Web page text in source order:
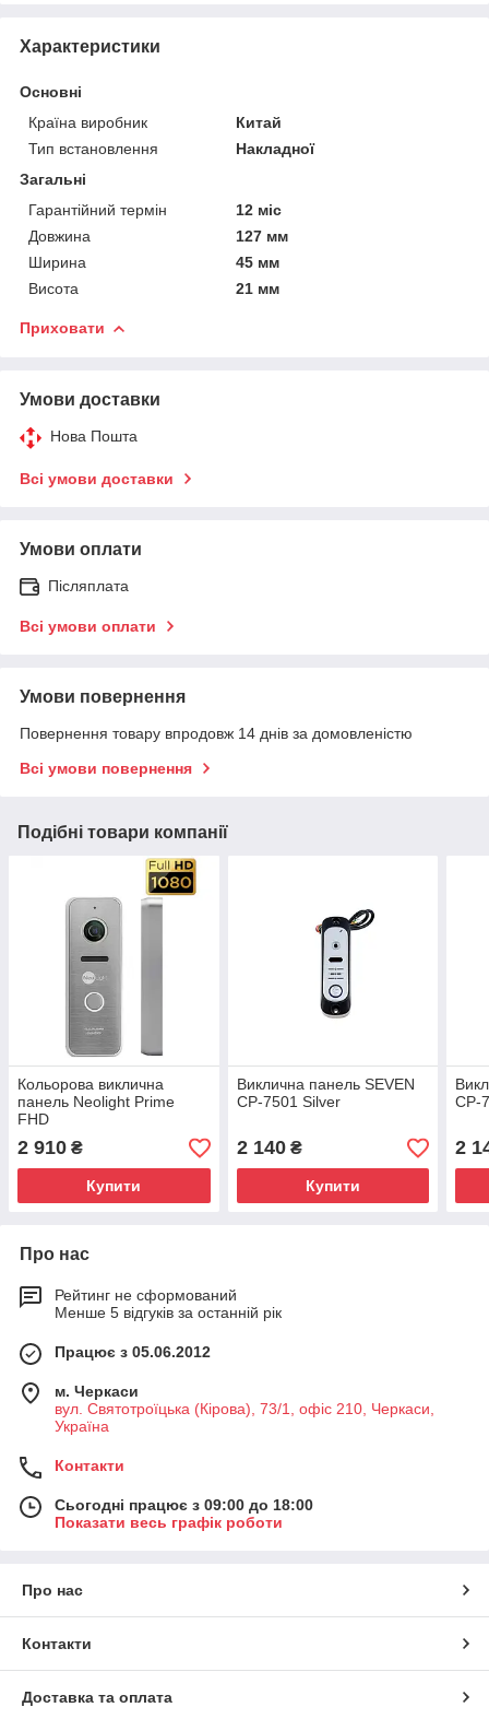
Характеристики
Основні
Країна виробник
Китай
Тип встановлення
Накладної
Загальні
Гарантійний термін
12 міс
Довжина
127 мм
Ширина
45 мм
Висота
21 мм
Приховати
Умови доставки
Нова Пошта
Всі умови доставки
Умови оплати
Післяплата
Всі умови оплати
Умови повернення
Повернення товару впродовж 14 днів за домовленістю
Всі умови повернення
Подібні товари компанії
Кольорова виклична
панель Neolight Prime
FHD
2 910 ₴
Купити
Виклична панель SEVEN
CP-7501 Silver
2 140₴
Купити
CP-
2
Про нас
Рейтинг не сформований
Менше 5 відгуків за останній рік
Працює з 05.06.2012
м. Черкаси
вул. Святотроїцька (Кірова), 73/1, офіс 210, Черкаси,
Україна
Контакти
Сьогодні працює з 09:00 до 18:00
Показати весь графік роботи
Про нас
Контакти
Доставка та оплата